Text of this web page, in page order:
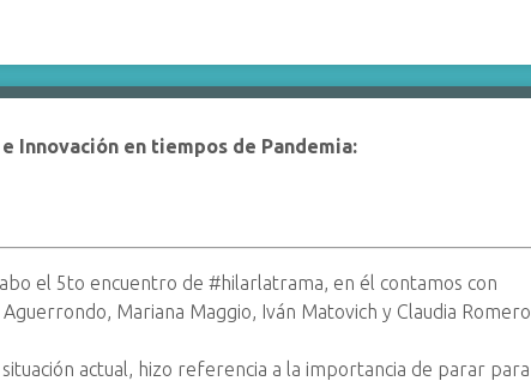
Innovación en tiempos de Pandemia:
el 5to encuentro de #hilarlatrama, en él contamos con
Mariana Maggio, Iván Matovich y Claudia Romero
actual, hizo referencia a la importancia de parar para